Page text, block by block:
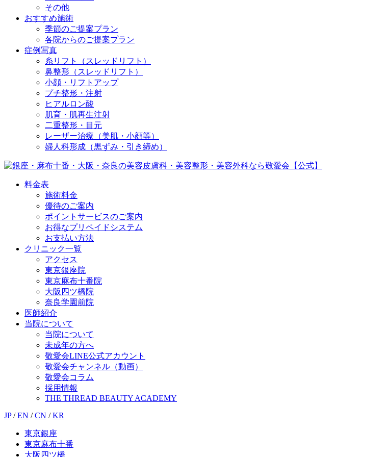
その他
おすすめ施術
季節のご提案プラン
各院からのご提案プラン
症例写真
糸リフト（スレッドリフト）
鼻整形（スレッドリフト）
小顔・リフトアップ
プチ整形・注射
ヒアルロン酸
肌育・肌再生注射
二重整形・目元
レーザー治療（美肌・小顔等）
婦人科形成（黒ずみ・引き締め）
料金表
施術料金
優待のご案内
ポイントサービスのご案内
お得なプリペイドシステム
お支払い方法
クリニック一覧
アクセス
東京銀座院
東京麻布十番院
大阪四ツ橋院
奈良学園前院
医師紹介
当院について
当院について
未成年の方へ
敬愛会LINE公式アカウント
敬愛会チャンネル（動画）
敬愛会コラム
採用情報
THE THREAD BEAUTY ACADEMY
JP / EN / CN / KR
東京銀座
東京麻布十番
大阪四ツ橋